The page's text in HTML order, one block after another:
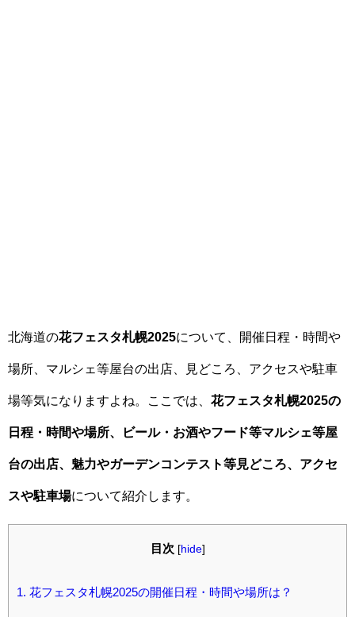
北海道の花フェスタ札幌2025について、開催日程・時間や
場所、マルシェ等屋台の出店、見どころ、アクセスや駐車
場等気になりますよね。ここでは、 花フェスタ札幌2025の
日程・時間や場所、ビール・お酒やフード等マルシェ等屋
台の出店、魅力やガーデンコンテスト等見どころ、アクセ
スや駐車場について紹介します。
目次 [hide]
1. 花フェスタ札幌2025の開催日程・時間や場所は？